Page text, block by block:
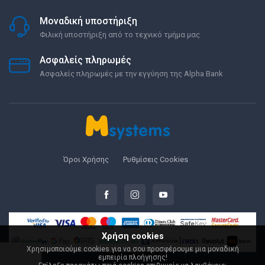
Μοναδική υποστήριξη
Φιλική υποστήριξη από το τεχνικό τμήμα μας
Ασφαλείς πληρωμές
Ασφαλείς πληρωμές με την εγγύηση της Alpha Bank
Όροι Χρήσης Ρυθμίσεις Cookies
Χρήση cookies
Χρησιμοποιούμε cookies για να σου προσφέρουμε μια μοναδική
εμπειρία πλοήγησης!